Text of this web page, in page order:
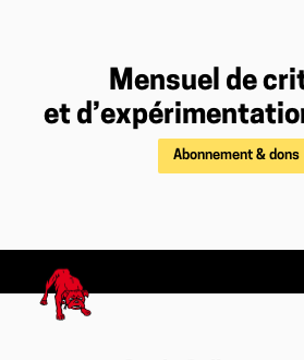
Mensuel de
et
Abonnement & dons